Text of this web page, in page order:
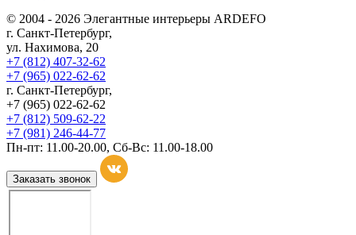
© 2004 - 2026 Элегантные интерьеры ARDEFO
г. Санкт-Петербург,
ул. Нахимова, 20
+7 (812) 407-32-62
+7 (965) 022-62-62
г. Санкт-Петербург,
+7 (965) 022-62-62
+7 (812) 509-62-22
+7 (981) 246-44-77
Пн-пт: 11.00-20.00, Сб-Вс: 11.00-18.00
Заказать звонок